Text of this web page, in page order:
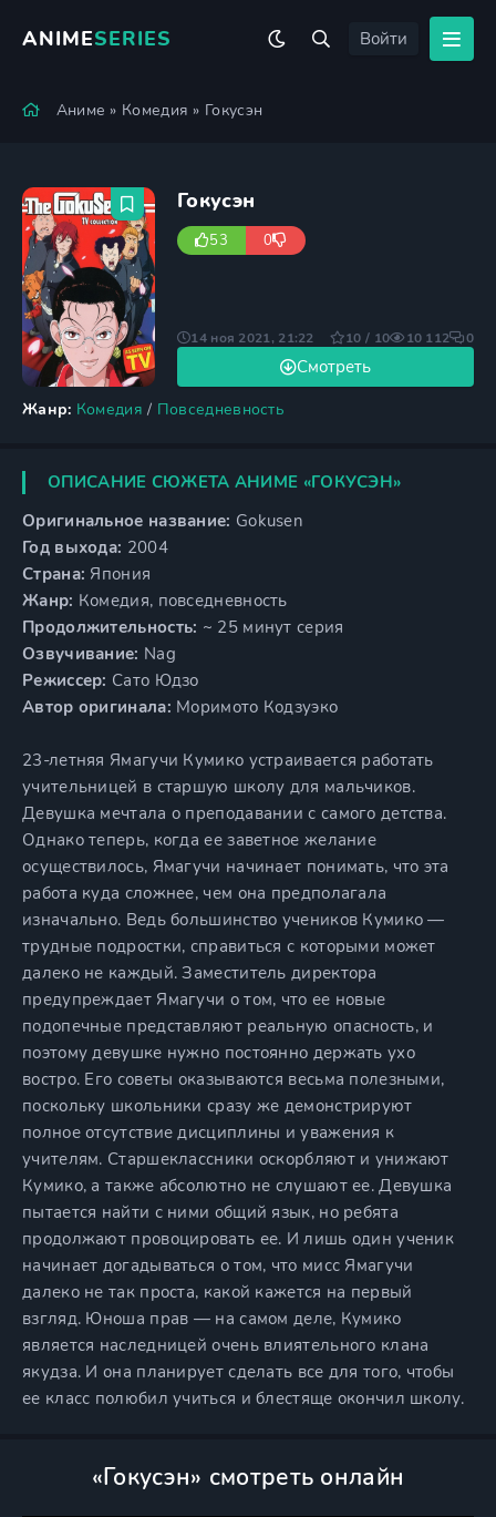
ANIMESERIES Войти
Аниме » Комедия » Гокусэн
Гокусэн
53 0
Жанр: Комедия / Повседневность
Смотреть
14 ноя 2021, 21:22 10 / 10 10 112 0
ОПИСАНИЕ СЮЖЕТА АНИМЕ «ГОКУСЭН»
Оригинальное название: Gokusen
Год выхода: 2004
Страна: Япония
Жанр: Комедия, повседневность
Продолжительность: ~ 25 минут серия
Озвучивание: Nag
Режиссер: Сато Юдзо
Автор оригинала: Моримото Кодзуэко
23-летняя Ямагучи Кумико устраивается работать
учительницей в старшую школу для мальчиков.
Девушка мечтала о преподавании с самого детства.
Однако теперь, когда ее заветное желание
осуществилось, Ямагучи начинает понимать, что эта
работа куда сложнее, чем она предполагала
изначально. Ведь большинство учеников Кумико —
трудные подростки, справиться с которыми может
далеко не каждый. Заместитель директора
предупреждает Ямагучи о том, что ее новые
подопечные представляют реальную опасность, и
поэтому девушке нужно постоянно держать ухо
востро. Его советы оказываются весьма полезными,
поскольку школьники сразу же демонстрируют
полное отсутствие дисциплины и уважения к
учителям. Старшеклассники оскорбляют и унижают
Кумико, а также абсолютно не слушают ее. Девушка
пытается найти с ними общий язык, но ребята
продолжают провоцировать ее. И лишь один ученик
начинает догадываться о том, что мисс Ямагучи
далеко не так проста, какой кажется на первый
взгляд. Юноша прав — на самом деле, Кумико
является наследницей очень влиятельного клана
якудза. И она планирует сделать все для того, чтобы
ее класс полюбил учиться и блестяще окончил школу.
«Гокусэн» смотреть онлайн